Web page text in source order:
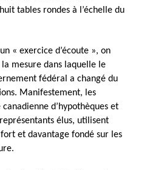
tables rondes à l’échelle du
« exercice d’écoute », on
mesure dans laquelle le
fédéral a changé du
Manifestement, les
d’hypothèques et
élus, utilisent
et davantage fondé sur les